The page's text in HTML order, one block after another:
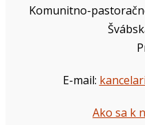
Komunitno-
E-mail:
Ako sa k